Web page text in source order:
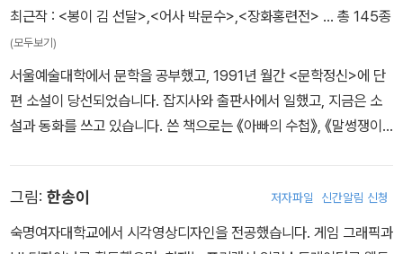
했다. 1897년 루엘린 데이비스 가족과 인연을 맺은 배리는 평생에
걸쳐 깊은 관계를 유지했다. 켄싱턴 공원에서의 조우 이후, 루엘린 데
새』(1902)와 『켄싱턴 공원의 피터 팬』(1902)을 비롯하여 희곡 「피
터 팬, 자라지 않는 소년」(1904)에 영향을 끼쳤다. 희곡을 토대로 한
소설 『피터와 웬디』가 1911년 간행되고 1921년부터는 『피터 팬과 웬
디』라는 제목으로 메이블 루시 애트웰의 삽화와 함께 소개됐다. 이후
수많은 영화, 연극, 애니메이션 등으로 변주되며 불후의 명작으로 자
으나 15년 뒤 이혼했다. 『피터 팬』은 영원히 늙지 않는 소년 피터와
최근작 : <봉이 김 선달>,<어사 박문수>,<장화홍련전> … 총 145종
(모두보기)
서울예술대학에서 문학을 공부했고, 1991년 월간 <문학정신>에 단
편 소설이 당선되었습니다. 잡지사와 출판사에서 일했고, 지금은 소
설과 동화를 쓰고 있습니다. 쓴 책으로는 《아빠의 수첩》, 《말썽쟁이
과 《말썽쟁이를 변화시킨 7명의 위인들》은 교과서에 수록되었습니
다.
그림: 한송이 저자파일 신간알림 신청
숙명여자대학교에서 시각영상디자인을 전공했습니다. 게임 그래픽과